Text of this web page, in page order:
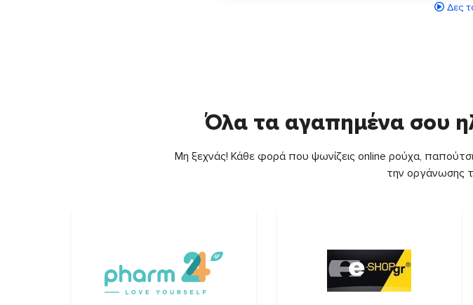
Δες
Όλα τα αγαπημένα σου
Μη ξεχνάς! Κάθε φορά που ψωνίζεις online ρούχα,
την οργάνωσης